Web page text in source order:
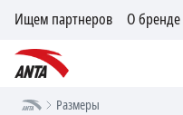
Ищем партнеров О бренде
Размеры